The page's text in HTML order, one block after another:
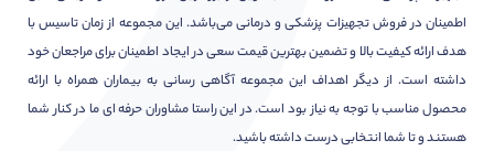
اطمینان در فروش تجهیزات پزشکی و درمانی می‌باشد. این مجموعه از زمان تاسیس با
هدف ارائه کیفیت بالا و تضمین بهترین قیمت سعی در ایجاد اطمینان برای مراجعان خود
داشته است. از دیگر اهداف این مجموعه آگاهی رسانی به بیماران همراه با ارائه
محصول مناسب با توجه به نیاز بود است. در این راستا مشاوران حرفه ای ما در کنار شما
هستند و تا شما انتخابی درست داشته باشید.